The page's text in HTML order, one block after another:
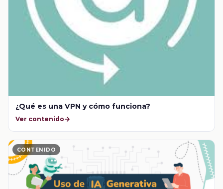
¿Qué es una VPN y cómo funciona?
Ver contenido
CONTENIDO